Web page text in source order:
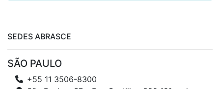
SEDES ABRASCE
SÃO PAULO
+55 11 3506-8300